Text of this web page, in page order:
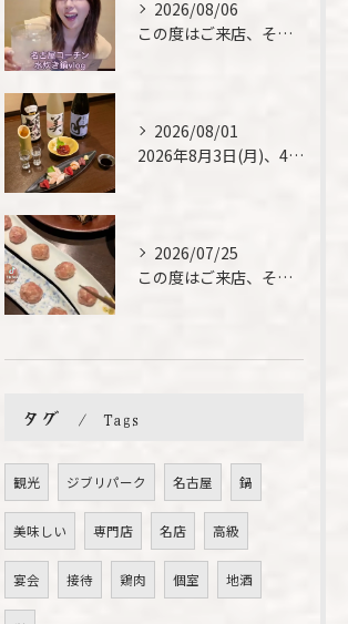
2026/08/06
この度はご来店、そして素敵なご紹介誠にありがとうございます✨...
2026/08/01
2026年8月3日(月)、4日(火)は、臨時休業させて頂きま...
2026/07/25
この度はご来店、そして素敵なご紹介誠にありがとうございます✨...
タグ Tags
観光 ジブリパーク 名古屋 鍋
美味しい 専門店 名店 高級
宴会 接待 鶏肉 個室 地酒